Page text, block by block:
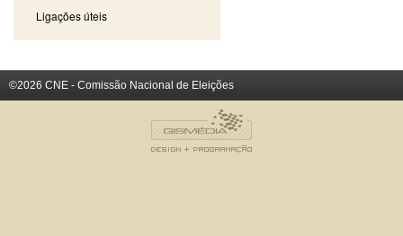
Ligações úteis
©2026 CNE - Comissão Nacional de Eleições